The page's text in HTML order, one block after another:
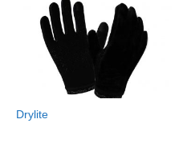
Drylite